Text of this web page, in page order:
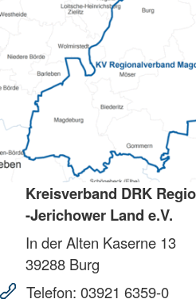
Kreisverband DRK
-Jerichower Land e.V.
In der Alten Kaserne 13
39288 Burg
Telefon: 03921 6359-0